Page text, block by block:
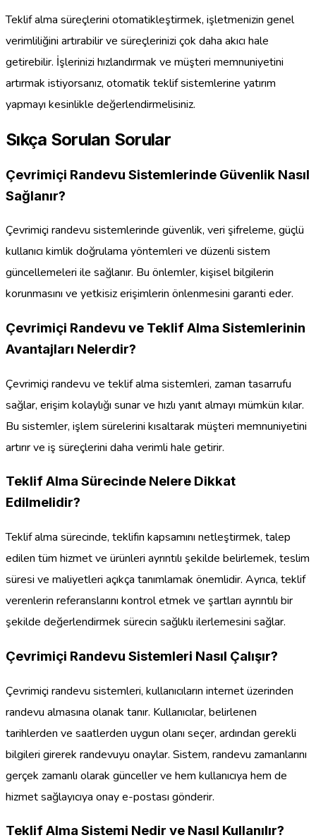
Teklif alma süreçlerini otomatikleştirmek, işletmenizin genel
verimliliğini artırabilir ve süreçlerinizi çok daha akıcı hale
getirebilir. İşlerinizi hızlandırmak ve müşteri memnuniyetini
artırmak istiyorsanız, otomatik teklif sistemlerine yatırım
yapmayı kesinlikle değerlendirmelisiniz.
Sıkça Sorulan Sorular
Çevrimiçi Randevu Sistemlerinde Güvenlik Nasıl
Sağlanır?
Çevrimiçi randevu sistemlerinde güvenlik, veri şifreleme, güçlü
kullanıcı kimlik doğrulama yöntemleri ve düzenli sistem
güncellemeleri ile sağlanır. Bu önlemler, kişisel bilgilerin
korunmasını ve yetkisiz erişimlerin önlenmesini garanti eder.
Çevrimiçi Randevu ve Teklif Alma Sistemlerinin
Avantajları Nelerdir?
Çevrimiçi randevu ve teklif alma sistemleri, zaman tasarrufu
sağlar, erişim kolaylığı sunar ve hızlı yanıt almayı mümkün kılar.
Bu sistemler, işlem sürelerini kısaltarak müşteri memnuniyetini
artırır ve iş süreçlerini daha verimli hale getirir.
Teklif Alma Sürecinde Nelere Dikkat
Edilmelidir?
Teklif alma sürecinde, teklifin kapsamını netleştirmek, talep
edilen tüm hizmet ve ürünleri ayrıntılı şekilde belirlemek, teslim
süresi ve maliyetleri açıkça tanımlamak önemlidir. Ayrıca, teklif
verenlerin referanslarını kontrol etmek ve şartları ayrıntılı bir
şekilde değerlendirmek sürecin sağlıklı ilerlemesini sağlar.
Çevrimiçi Randevu Sistemleri Nasıl Çalışır?
Çevrimiçi randevu sistemleri, kullanıcıların internet üzerinden
randevu almasına olanak tanır. Kullanıcılar, belirlenen
tarihlerden ve saatlerden uygun olanı seçer, ardından gerekli
bilgileri girerek randevuyu onaylar. Sistem, randevu zamanlarını
gerçek zamanlı olarak günceller ve hem kullanıcıya hem de
hizmet sağlayıcıya onay e-postası gönderir.
Teklif Alma Sistemi Nedir ve Nasıl Kullanılır?